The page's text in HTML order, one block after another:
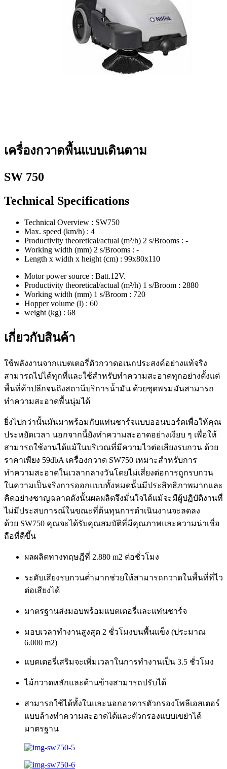
เครื่องกวาดพื้นแบบเดินตาม
SW 750
Technical Specifications
Technical Overview : SW750
Max. speed (km/h) : 4
Productivity theoretical/actual (m²/h) 2 s/Brooms : -
Working width (mm) 2 s/Brooms : -
Length x width x height (cm) : 99x80x110
Motor power source : Batt.12V.
Productivity theoretical/actual (m²/h) 1 s/Broom : 2880
Working width (mm) 1 s/Broom : 720
Hopper volume (l) : 60
weight (kg) : 68
เกี่ยวกับสินค้า
ใช้พลังงานจากแบตเตอรี่ตัวกวาดอเนกประสงค์อย่างแท้จริง
สามารถไปได้ทุกที่และใช้สำหรับทำความสะอาดทุกอย่างตั้งแต่
พื้นที่ค้าปลีกจนถึงสถานีบริการน้ำมัน ด้วยชุดพรมมันสามารถ
ทำความสะอาดพื้นนุ่มได้
ยิ่งไปกว่านั้นมันมาพร้อมกับแท่นชาร์จแบบออนบอร์ดเพื่อให้คุณ
ประหยัดเวลา นอกจากนี้ยังทำความสะอาดอย่างเงียบ ๆ เพื่อให้
สามารถใช้งานได้แม้ในบริเวณที่มีความไวต่อเสียงรบกวน ด้วย
ราคาเพียง 59dbA เครื่องกวาด SW750 เหมาะสำหรับการ
ทำความสะอาดในเวลากลางวันโดยไม่เสี่ยงต่อการถูกรบกวน
ในความเป็นจริงการออกแบบทั้งหมดนั้นมีประสิทธิภาพมากและ
คิดอย่างชาญฉลาดดังนั้นผลผลิตจึงมั่นใจได้แม้จะมีผู้ปฏิบัติงานที่
ไม่มีประสบการณ์ในขณะที่ต้นทุนการดำเนินงานจะลดลง
ด้วย SW750 คุณจะได้รับคุณสมบัติที่มีคุณภาพและความน่าเชื่อ
ถือที่ดีขึ้น
ผลผลิตทางทฤษฎีที่ 2.880 m2 ต่อชั่วโมง
ระดับเสียงรบกวนต่ำมากช่วยให้สามารถกวาดในพื้นที่ที่ไว
ต่อเสียงได้
มาตรฐานส่งมอบพร้อมแบตเตอรี่และแท่นชาร์จ
มอบเวลาทำงานสูงสุด 2 ชั่วโมงบนพื้นแข็ง (ประมาณ
6.000 m2)
แบตเตอรี่เสริมจะเพิ่มเวลาในการทำงานเป็น 3.5 ชั่วโมง
ไม้กวาดหลักและด้านข้างสามารถปรับได้
สามารถใช้ได้ทั้งในและนอกอาคารตัวกรองโพลีเอสเตอร์
แบบล้างทำความสะอาดได้และตัวกรองแบบเขย่าได้
มาตรฐาน